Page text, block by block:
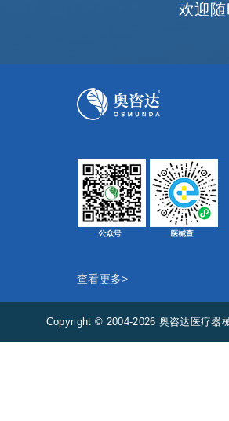
欢迎
查看更多>
Copyright © 2004-2026 奥咨达医疗器